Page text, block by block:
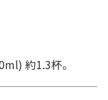
約1.3杯。